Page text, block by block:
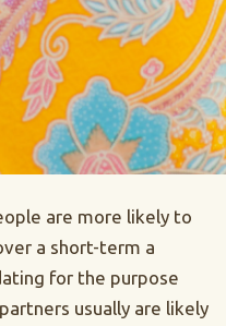
are more likely to
a short-term a
for the purpose
usually are likely